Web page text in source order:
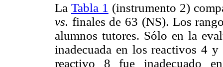
La Tabla 1 (instrumento 2)
vs. finales de 63 (NS). Los
alumnos tutores. Sólo en la
inadecuada en los reactivos 4
reactivo 8 fue inadecuado